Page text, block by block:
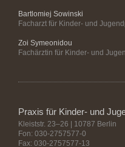
Bartlomiej Sowinski
Facharzt für Kinder- und
Zoi Symeonidou
Fachärztin für Kinder- und
Praxis für Kinder- und
Kleiststr. 23–26 | 10787 Berlin
Fon: 030-2757577-0
Fax: 030-2757577-13